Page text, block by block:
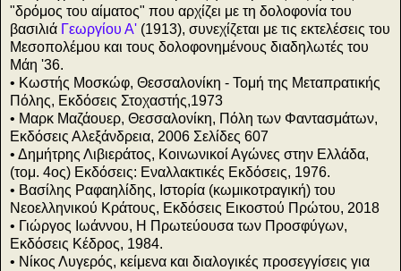
"δρόμος του αίματος" που αρχίζει με τη δολοφονία του
βασιλιά Γεωργίου Α' (1913), συνεχίζεται με τις εκτελέσεις του
Μεσοπολέμου και τους δολοφονημένους διαδηλωτές του
Μάη '36.
• Κωστής Μοσκώφ, Θεσσαλονίκη - Τομή της Μεταπρατικής
Πόλης, Εκδόσεις Στοχαστής,1973
• Μαρκ Μαζάουερ, Θεσσαλονίκη, Πόλη των Φαντασμάτων,
Εκδόσεις Αλεξάνδρεια, 2006 Σελίδες 607
• Δημήτρης Λιβιεράτος, Κοινωνικοί Αγώνες στην Ελλάδα,
(τομ. 4ος) Εκδόσεις: Εναλλακτικές Εκδόσεις, 1976.
• Βασίλης Ραφαηλίδης, Ιστορία (κωμικοτραγική) του
Νεοελληνικού Κράτους, Εκδόσεις Εικοστού Πρώτου, 2018
• Γιώργος Ιωάννου, Η Πρωτεύουσα των Προσφύγων,
Εκδόσεις Κέδρος, 1984.
• Νίκος Λυγερός, κείμενα και διαλογικές προσεγγίσεις για